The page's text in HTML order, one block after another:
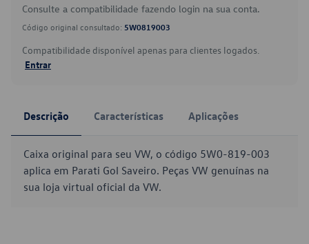
Consulte a compatibilidade fazendo login na sua conta.
Código original consultado: 5W0819003
Compatibilidade disponível apenas para clientes logados.
Entrar
Descrição Características Aplicações
Caixa original para seu VW, o código 5W0-819-003
aplica em Parati Gol Saveiro. Peças VW genuínas na
sua loja virtual oficial da VW.